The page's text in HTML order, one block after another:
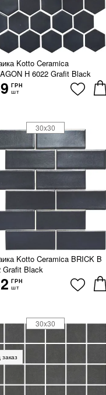
Kotto Ceramica
H 6022 Grafit Black
ГРН
шт
Kotto Ceramica BRICK B
Grafit Black
ГРН
шт
30x30
30x30